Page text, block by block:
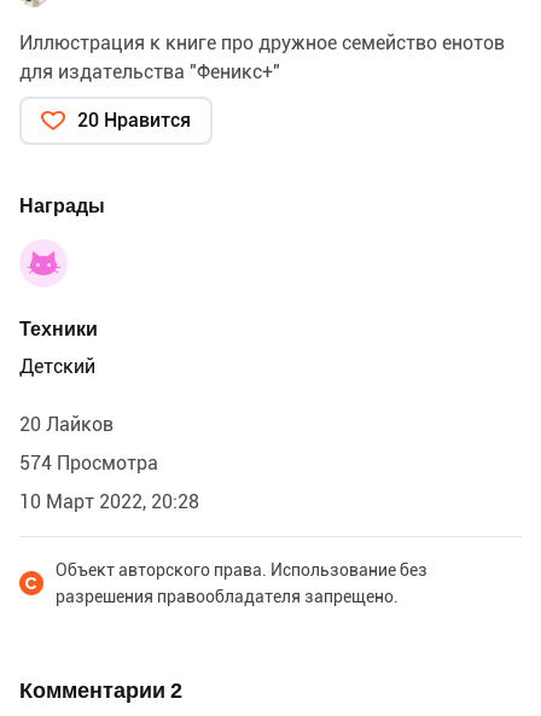
Иллюстрация к книге про дружное семейство енотов
для издательства "Феникс+"
20 Нравится
Награды
Техники
Детский
20 Лайков
574 Просмотра
10 Март 2022, 20:28
Объект авторского права. Использование без
разрешения правообладателя запрещено.
Комментарии 2